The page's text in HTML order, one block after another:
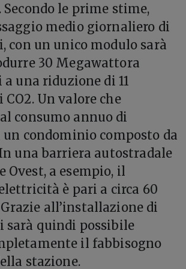
le prime stime,
medio giornaliero di
con un unico modulo sarà
30 Megawattora
a una riduzione di 11
Un valore che
consumo annuo di
condominio composto da
una barriera autostradale
Ovest, a esempio, il
è pari a circa 60
all’installazione di
sarà quindi possibile
il fabbisogno
stazione.